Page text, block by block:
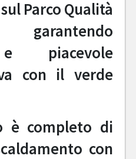
Parco Qualità
piacevole
con il verde
è completo di
con